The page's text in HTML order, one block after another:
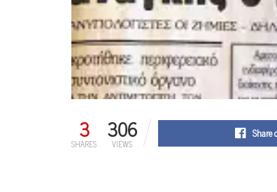
3
SHARES 306
VIEWS
Share